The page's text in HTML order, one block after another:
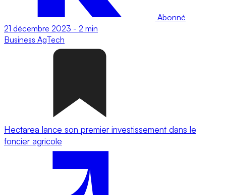
Abonné
21 décembre 2023 - 2 min
Business AgTech
Hectarea lance son premier investissement dans le
foncier agricole